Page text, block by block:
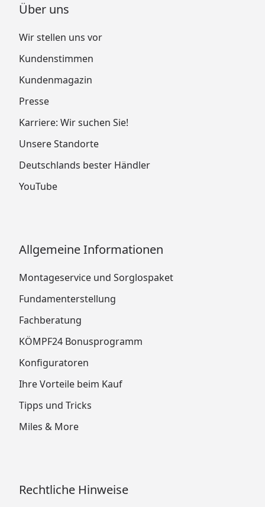
Über uns
Wir stellen uns vor
Kundenstimmen
Kundenmagazin
Presse
Karriere: Wir suchen Sie!
Unsere Standorte
Deutschlands bester Händler
YouTube
Allgemeine Informationen
Montageservice und Sorglospaket
Fundamenterstellung
Fachberatung
KÖMPF24 Bonusprogramm
Konfiguratoren
Ihre Vorteile beim Kauf
Tipps und Tricks
Miles & More
Rechtliche Hinweise